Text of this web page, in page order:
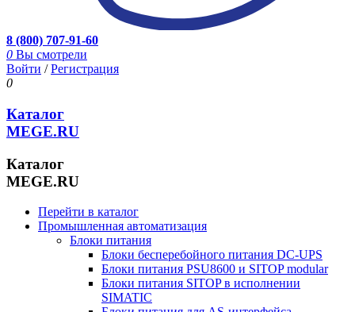
8 (800) 707-91-60
0 Вы смотрели
Войти /Регистрация
0
Каталог
MEGE.RU
Каталог
MEGE.RU
Перейти в каталог
Промышленная автоматизация
Блоки питания
Блоки бесперебойного питания DC-UPS
Блоки питания PSU8600 и SITOP modular
Блоки питания SITOP в исполнении
SIMATIC